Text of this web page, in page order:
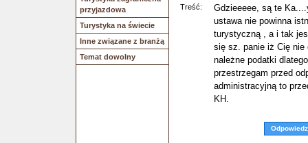
przyjazdowa
Turystyka na świecie
Inne związane z branżą
Temat dowolny
Treść:
Gdzieeeee, są te
ustawa nie powinna
turystyczną , a i tak
się sz. panie iż Cię nie
należne podatki
przestrzegam przed
administracyjną to
KH.
Odpowiedz